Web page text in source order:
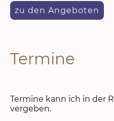
zu den Angeboten
Termine
Termine kann ich in der
vergeben.